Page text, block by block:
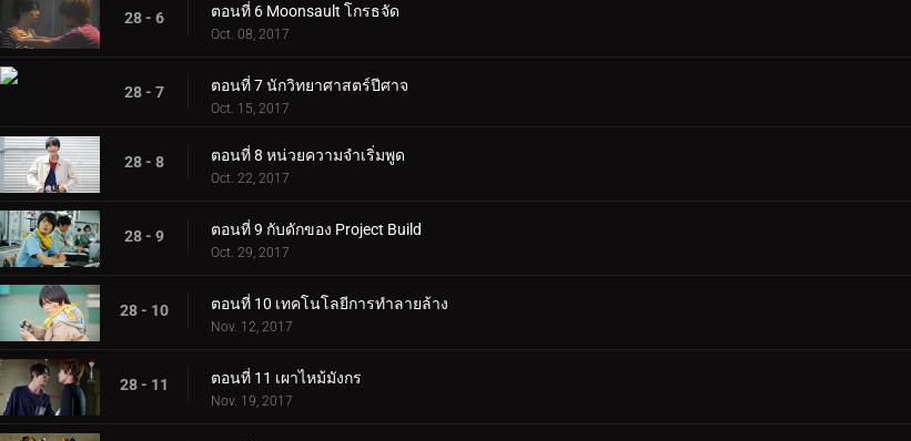
28 - 6 ตอนที่ 6 Moonsault โกรธจัด
Oct. 08, 2017
28 - 7 ตอนที่ 7 นักวิทยาศาสตร์ปีศาจ
Oct. 15, 2017
28 - 8 ตอนที่ 8 หน่วยความจำเริ่มพูด
Oct. 22, 2017
28 - 9 ตอนที่ 9 กับดักของ Project Build
Oct. 29, 2017
28 - 10 ตอนที่ 10 เทคโนโลยีการทำลายล้าง
Nov. 12, 2017
28 - 11 ตอนที่ 11 เผาไหม้มังกร
Nov. 19, 2017